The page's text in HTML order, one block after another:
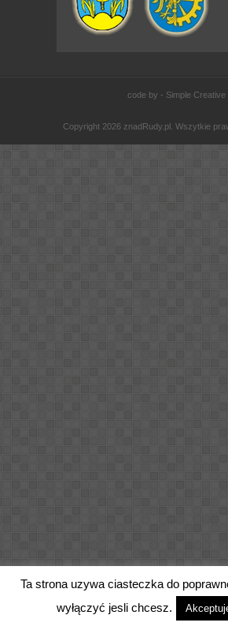
code by - Simple Creative
Copyright 2026 znadRudy.pl. Wszytkie
Ta strona uzywa ciasteczka do
wyłączyć jesli chcesz.